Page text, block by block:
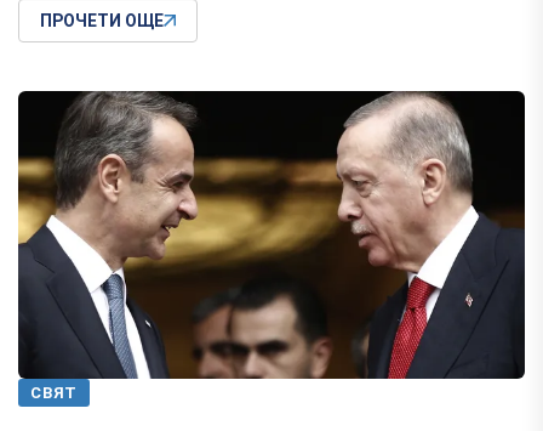
ПРОЧЕТИ ОЩЕ
СВЯТ